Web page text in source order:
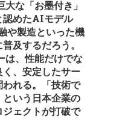
な「お墨付き」
認めたAIモデル
や製造といった機
及するだろう。
は、性能だけでな
く、安定したサー
れる。「技術で
いう日本企業の
ェクトが打破で